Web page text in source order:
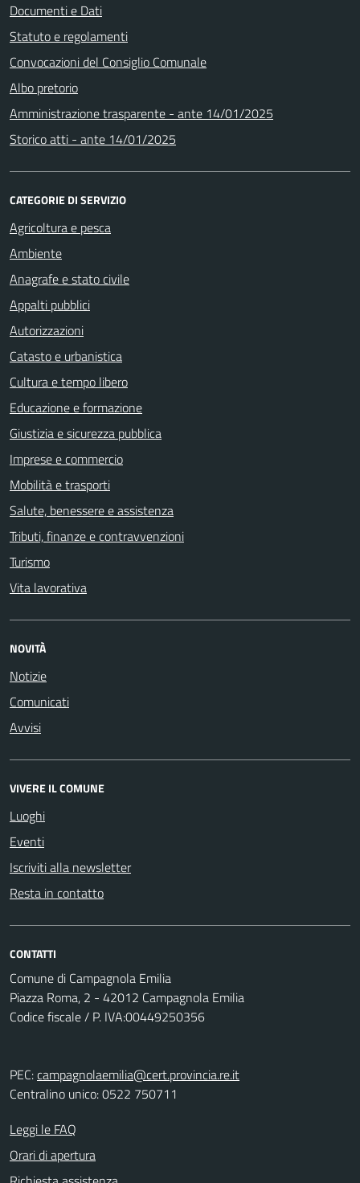
Documenti e Dati
Statuto e regolamenti
Convocazioni del Consiglio Comunale
Albo pretorio
Amministrazione trasparente - ante 14/01/2025
Storico atti - ante 14/01/2025
CATEGORIE DI SERVIZIO
Agricoltura e pesca
Ambiente
Anagrafe e stato civile
Appalti pubblici
Autorizzazioni
Catasto e urbanistica
Cultura e tempo libero
Educazione e formazione
Giustizia e sicurezza pubblica
Imprese e commercio
Mobilità e trasporti
Salute, benessere e assistenza
Tributi, finanze e contravvenzioni
Turismo
Vita lavorativa
NOVITÀ
Notizie
Comunicati
Avvisi
VIVERE IL COMUNE
Luoghi
Eventi
Iscriviti alla newsletter
Resta in contatto
CONTATTI
Comune di Campagnola Emilia
Piazza Roma, 2 - 42012 Campagnola Emilia
Codice fiscale / P. IVA:00449250356
PEC:campagnolaemilia@cert.provincia.re.it
Centralino unico: 0522 750711
Leggi le FAQ
Orari di apertura